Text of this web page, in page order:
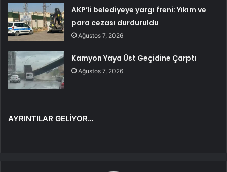
AKP’li belediyeye yargı freni: Yıkım ve
para cezası durduruldu
Ağustos 7, 2026
Kamyon Yaya Üst Geçidine Çarptı
Ağustos 7, 2026
AYRINTILAR GELİYOR…